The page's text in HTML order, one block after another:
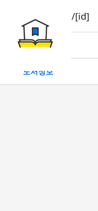
book/rent/[id]
대여
도서정보